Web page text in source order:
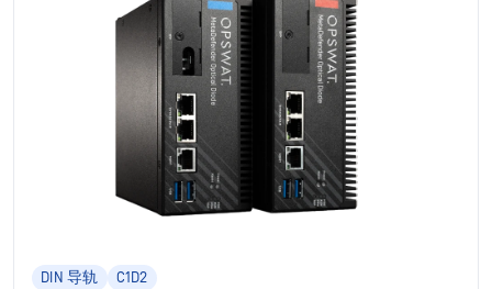
DIN 导轨 C1D2